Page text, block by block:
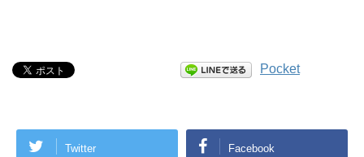
Pocket
Twitter Facebook